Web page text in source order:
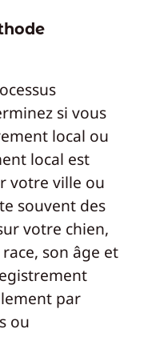
si vous
local ou
local est
votre ville ou
souvent des
votre chien,
son âge et
par
ou